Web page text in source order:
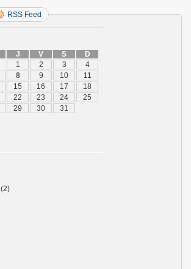
RSS Feed
J V S
D
1
2 3
4
8 9 10
11
15 16 17
18
22 23 24
25
29 30
31
(2)